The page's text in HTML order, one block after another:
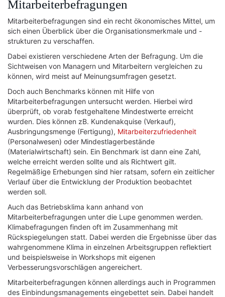
Mitarbeiterbefragungen
Mitarbeiterbefragungen sind ein recht ökonomisches Mittel, um
sich einen Überblick über die Organisationsmerkmale und -
strukturen zu verschaffen.
Dabei existieren verschiedene Arten der Befragung. Um die
Sichtweisen von Managern und Mitarbeitern vergleichen zu
können, wird meist auf Meinungsumfragen gesetzt.
Doch auch Benchmarks können mit Hilfe von
Mitarbeiterbefragungen untersucht werden. Hierbei wird
überprüft, ob vorab festgehaltene Mindestwerte erreicht
wurden. Dies können zB. Kundenakquise (Verkauf),
Ausbringungsmenge (Fertigung), Mitarbeiterzufriedenheit
(Personalwesen) oder Mindestlagerbestände
(Materialwirtschaft) sein. Ein Benchmark ist dann eine Zahl,
welche erreicht werden sollte und als Richtwert gilt.
Regelmäßige Erhebungen sind hier ratsam, sofern ein zeitlicher
Verlauf über die Entwicklung der Produktion beobachtet
werden soll.
Auch das Betriebsklima kann anhand von
Mitarbeiterbefragungen unter die Lupe genommen werden.
Klimabefragungen finden oft im Zusammenhang mit
Rückspiegelungen statt. Dabei werden die Ergebnisse über das
wahrgenommene Klima in einzelnen Arbeitsgruppen reflektiert
und beispielsweise in Workshops mit eigenen
Verbesserungsvorschlägen angereichert.
Mitarbeiterbefragungen können allerdings auch in Programmen
des Einbindungsmanagements eingebettet sein. Dabei handelt